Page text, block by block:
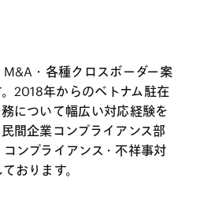
・各種クロスボーダー案
2018年からのベトナム駐在
について幅広い対応経験を
間企業コンプライアンス部
ンプライアンス・不祥事対
おります。